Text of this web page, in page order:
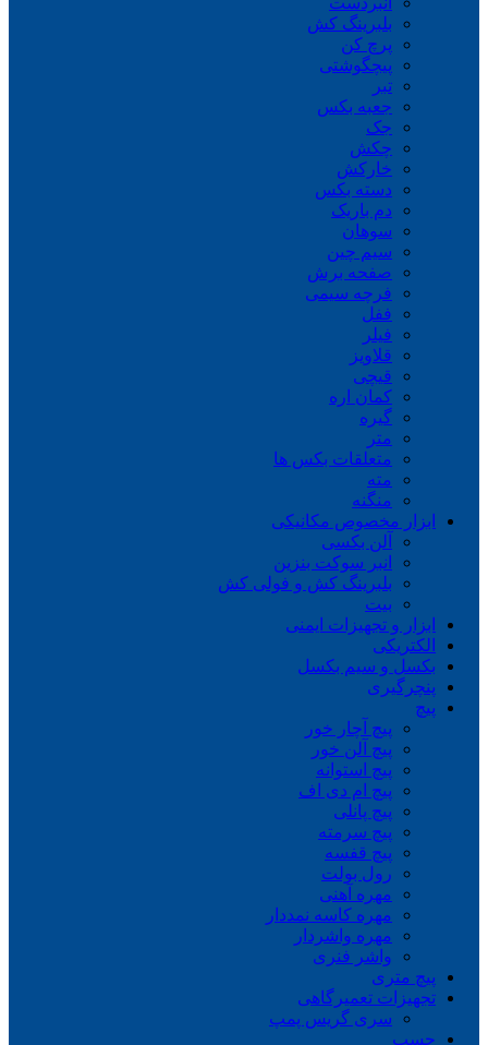
بلبرینگ کش
پرچ کن
پیچگوشتی
تبر
جعبه بکس
جک
چکش
خارکش
دسته بکس
دم باریک
سوهان
سیم چین
صفحه برش
فرچه سیمی
ففل
فیلر
قلاویز
قیچی
کمان اره
گیره
متر
متعلقات بکس ها
مته
منگنه
ابزار مخصوص مکانیکی
آلن بکسی
انبر سوکت بنزین
بلبرینگ کش و فولی کش
بیت
ابزار و تجهیزات ایمنی
الکتریکی
بکسل و سیم بکسل
پنچرگیری
پیچ
پیچ آچار خور
پیچ آلن خور
پیچ استوانه
پیچ ام دی اف
پیچ پانلی
پیچ سرمته
پیچ قفسه
رول بولت
مهره آهنی
مهره کاسه نمددار
مهره واشردار
واشر فنری
پیچ متری
تجهیزات تعمیرگاهی
سری گریس پمپ
چسب